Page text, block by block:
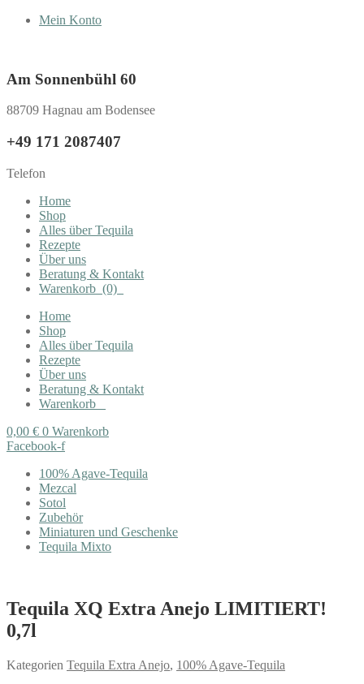
Mein Konto
Am Sonnenbühl 60
88709 Hagnau am Bodensee
+49 171 2087407
Telefon
Home
Shop
Alles über Tequila
Rezepte
Über uns
Beratung & Kontakt
Warenkorb (0)
Home
Shop
Alles über Tequila
Rezepte
Über uns
Beratung & Kontakt
Warenkorb
0,00 € 0 Warenkorb
Facebook-f
100% Agave-Tequila
Mezcal
Sotol
Zubehör
Miniaturen und Geschenke
Tequila Mixto
Tequila XQ Extra Anejo LIMITIERT!
0,7l
Kategorien Tequila Extra Anejo, 100% Agave-Tequila